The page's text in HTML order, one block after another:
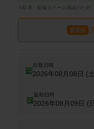
※ 駐車・駐輪 スペース確認のため
最安値
出発日時
2026年08月08日 (
返却日時
2026年08月09日 (